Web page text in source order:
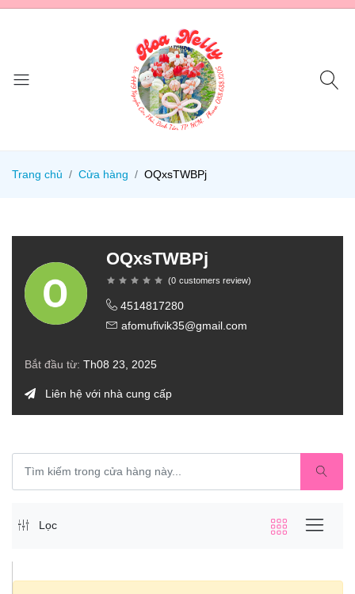
Trang chủ Cửa hàng OQxsTWBPj
OQxsTWBPj
(0 customers review)
4514817280
afomufivik35@gmail.com
Bắt đầu từ: Th08 23, 2025
Liên hệ với nhà cung cấp
Lọc